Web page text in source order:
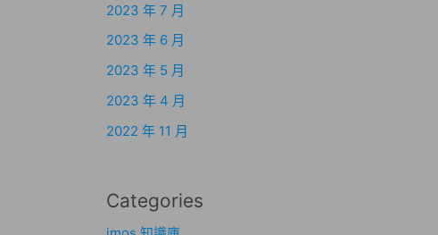
2023 年 7 月
2023 年 6 月
2023 年 5 月
2023 年 4 月
2022 年 11 月
Categories